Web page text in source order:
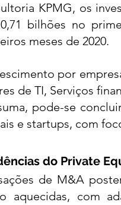
KPMG, os
bilhões no
meses de 2020.
por
de TI, Serviços
pode-se
e startups, com
do Private
de M&A
aquecidas, com